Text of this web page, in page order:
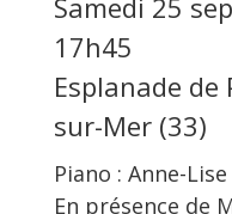
Samedi 25
17h45
Esplanade de
sur-Mer (33)
Piano : Anne-
En présence de